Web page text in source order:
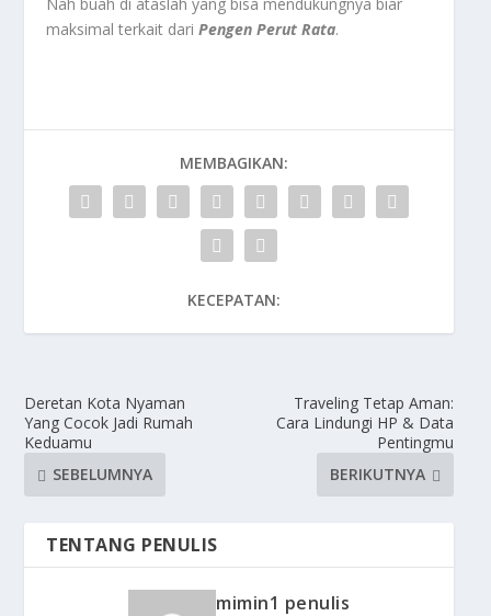
maksimal terkait dariPengen Perut Rata.
MEMBAGIKAN:
KECEPATAN:
Deretan Kota Nyaman
Yang Cocok Jadi Rumah
Keduamu
SEBELUMNYA
Traveling Tetap Aman:
Cara Lindungi HP & Data
Pentingmu
BERIKUTNYA
TENTANG PENULIS
mimin1 penulis